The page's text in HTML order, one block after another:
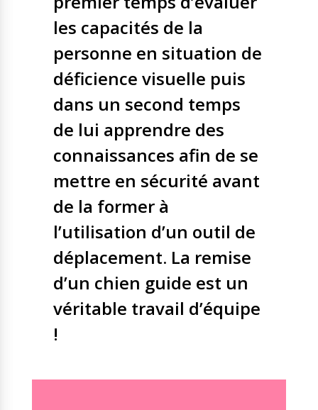
les capacités de la
personne en situation de
déficience visuelle puis
dans un second temps
de lui apprendre des
connaissances afin de se
mettre en sécurité avant
de la former à
l’utilisation d’un outil de
déplacement. La remise
d’un chien guide est un
véritable travail d’équipe
!